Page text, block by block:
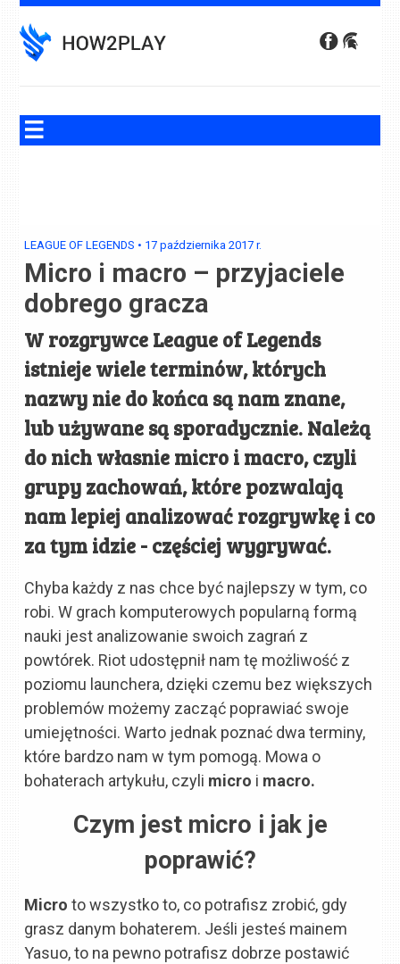
to
content
LEAGUE OF LEGENDS • 17 października 2017 r.
Micro i macro – przyjaciele
dobrego gracza
W rozgrywce League of Legends
istnieje wiele terminów, których
nazwy nie do końca są nam znane,
lub używane są sporadycznie. Należą
do nich własnie micro i macro, czyli
grupy zachowań, które pozwalają
nam lepiej analizować rozgrywkę i co
za tym idzie - częściej wygrywać.
Chyba każdy z nas chce być najlepszy w tym, co
robi. W grach komputerowych popularną formą
nauki jest analizowanie swoich zagrań z
powtórek. Riot udostępnił nam tę możliwość z
poziomu launchera, dzięki czemu bez większych
problemów możemy zacząć poprawiać swoje
umiejętności. Warto jednak poznać dwa terminy,
które bardzo nam w tym pomogą. Mowa o
bohaterach artykułu, czyli micro i macro.
Czym jest micro i jak je
poprawić?
Micro to wszystko to, co potrafisz zrobić, gdy
grasz danym bohaterem. Jeśli jesteś mainem
Yasuo, to na pewno potrafisz dobrze postawić